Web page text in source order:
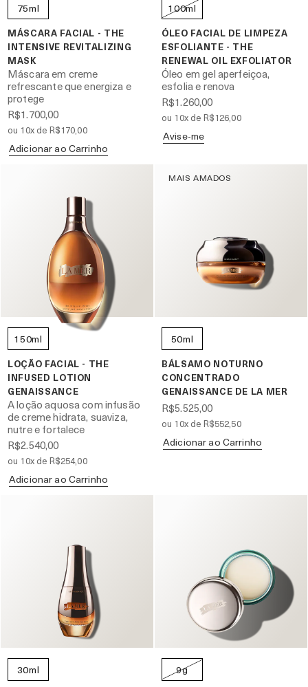
75ml
MÁSCARA FACIAL - THE
INTENSIVE REVITALIZING
MASK
Máscara em creme
refrescante que energiza e
protege
R$1.700,00
ou 10x de R$170,00
Adicionar ao Carrinho
100ml
ÓLEO FACIAL DE LIMPEZA
ESFOLIANTE - THE
RENEWAL OIL EXFOLIATOR
Óleo em gel aperfeiçoa,
esfolia e renova
R$1.260,00
ou 10x de R$126,00
Avise-me
150ml
LOÇÃO FACIAL - THE
INFUSED LOTION
GENAISSANCE
A loção aquosa com infusão
de creme hidrata, suaviza,
nutre e fortalece
R$2.540,00
ou 10x de R$254,00
Adicionar ao Carrinho
MAIS AMADOS
50ml
BÁLSAMO NOTURNO
CONCENTRADO
GENAISSANCE DE LA MER
R$5.525,00
ou 10x de R$552,50
Adicionar ao Carrinho
30ml 9g